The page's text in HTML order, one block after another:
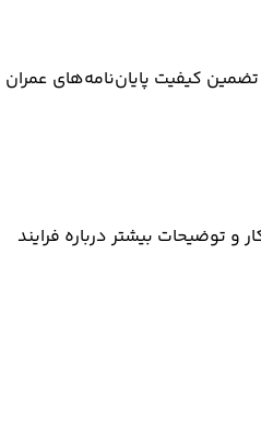
کیفیت پایان‌نامه‌های عمران
و توضیحات بیشتر درباره فرایند